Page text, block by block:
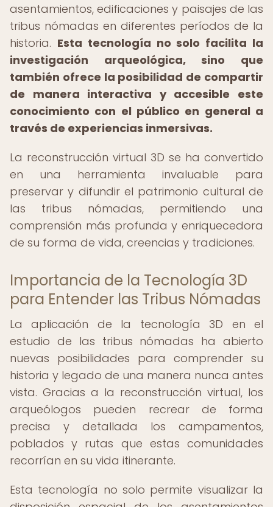
asentamientos, edificaciones y paisajes de las
tribus nómadas en diferentes períodos de la
historia. Esta tecnología no solo facilita la
investigación arqueológica, sino que
también ofrece la posibilidad de compartir
de manera interactiva y accesible este
conocimiento con el público en general a
través de experiencias inmersivas.
La reconstrucción virtual 3D se ha convertido
en una herramienta invaluable para
preservar y difundir el patrimonio cultural de
las tribus nómadas, permitiendo una
comprensión más profunda y enriquecedora
de su forma de vida, creencias y tradiciones.
Importancia de la Tecnología 3D
para Entender las Tribus Nómadas
La aplicación de la tecnología 3D en el
estudio de las tribus nómadas ha abierto
nuevas posibilidades para comprender su
historia y legado de una manera nunca antes
vista. Gracias a la reconstrucción virtual, los
arqueólogos pueden recrear de forma
precisa y detallada los campamentos,
poblados y rutas que estas comunidades
recorrían en su vida itinerante.
Esta tecnología no solo permite visualizar la